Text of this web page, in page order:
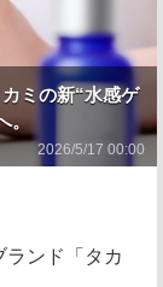
ミの新“水感ゲ
。
2026/5/17 00:00
ンド「タカ